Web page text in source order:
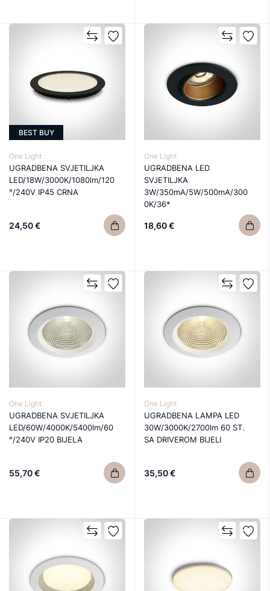
BEST BUY
One Light
UGRADBENA SVJETILJKA
LED/18W/3000K/1080lm/120
°/240V IP45 CRNA
24,50 €
One Light
UGRADBENA LED
SVJETILJKA
3W/350mA/5W/500mA/300
0K/36*
18,60 €
One Light
UGRADBENA SVJETILJKA
LED/60W/4000K/5400lm/60
°/240V IP20 BIJELA
55,70 €
One Light
UGRADBENA LAMPA LED
30W/3000K/2700lm 60 ST.
SA DRIVEROM BIJELI
35,50 €